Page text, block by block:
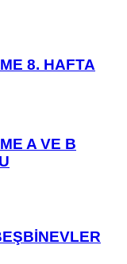
8. HAFTA
A VE B